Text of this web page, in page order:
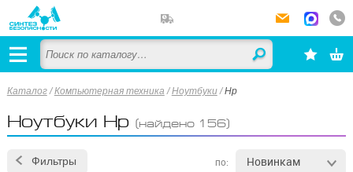
Каталог /Компьютерная техника /Ноутбуки/Hp
Ноутбуки Hp (найдено 156)
Фильтры по: Новинкам